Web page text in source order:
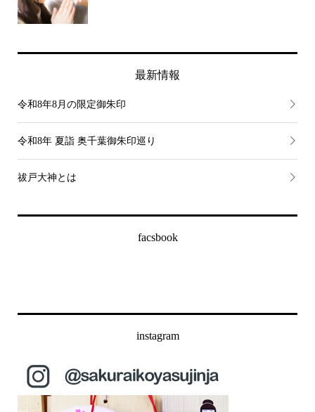
最新情報
令和8年8月の限定御朱印
令和8年 夏詣 奥千葉御朱印巡り
祓戸大神とは
facsbook
instagram